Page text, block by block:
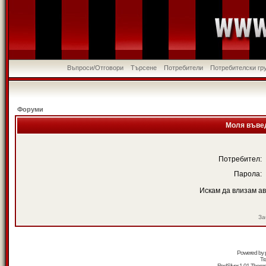
Въпроси/Отговори Търсене Потребители Потребителски
Форуми
Моля
Потребител:
Парола:
Искам да влизам
Powered by